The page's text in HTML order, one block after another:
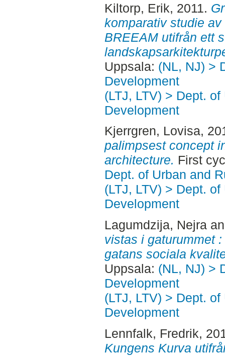
Kiltorp, Erik, 2011.
komparativ studie
BREEAM utifrån ett
Uppsala: (NL, NJ) >
Development
(LTJ, LTV) > Dept.
Development
Kjerrgren, Lovisa,
palimpsest concept
architecture. First
Dept. of Urban and
(LTJ, LTV) > Dept.
Development
Lagumdzija, Nejra
vistas i gaturummet
gatans sociala
Uppsala: (NL, NJ) >
Development
(LTJ, LTV) > Dept.
Development
Lennfalk, Fredrik,
Kungens Kurva